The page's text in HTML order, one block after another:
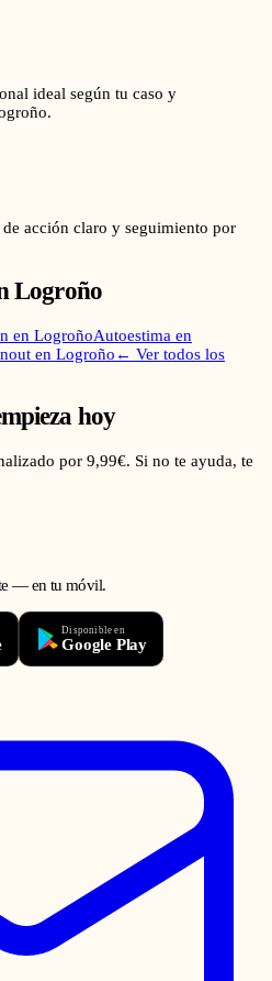
ideal según tu caso y
acción claro y seguimiento por
Logroño
en LogroñoAutoestima en
en Logroño ← Ver todos los
hoy
por 9,99€. Si no te ayuda, te
— en tu móvil.
Disponible en
Google Play